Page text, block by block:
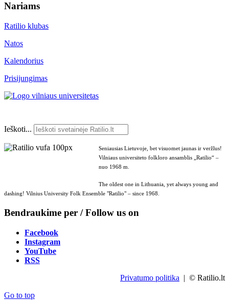
Nariams
Ratilio klubas
Natos
Kalendorius
Prisijungimas
Ieškoti...
Seniausias Lietuvoje, bet visuomet jaunas ir veržlus!
Vilniaus universiteto folkloro ansamblis „Ratilio“ –
nuo 1968 m.
The oldest one in Lithuania, yet always young and
dashing! Vilnius University Folk Ensemble "Ratilio" – since 1968.
Bendraukime per / Follow us on
Facebook
Instagram
YouTube
RSS
Privatumo politika | © Ratilio.lt
Go to top